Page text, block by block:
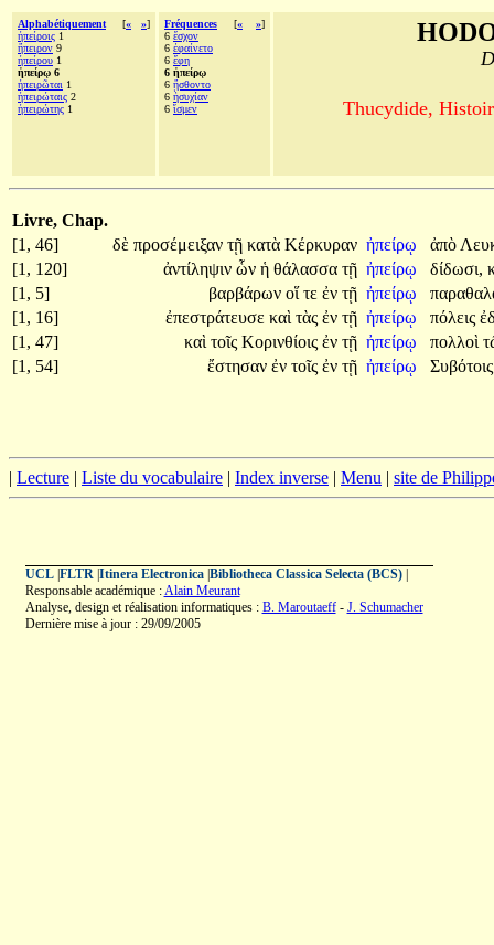
Alphabétiquement [« »]
ἠπείροις 1
ἤπειρον 9
ἠπείρου 1
ἠπείρῳ 6
ἠπειρῶται 1
ἠπειρώταις 2
ἠπειρώτης 1
Fréquences [« »]
6 ἔσχον
6 ἐφαίνετο
6 ἔφη
6 ἠπείρῳ
6 ᾔσθοντο
6 ἡσυχίαν
6 ἴσμεν Thucydide,
Livre, Chap.
[1, 46]
δὲ προσέμειξαν τῇ κατὰ Κέρκυραν ἠπείρῳ ἀπὸ
[1, 120]
ἀντίληψιν ὧν ἡ θάλασσα τῇ ἠπείρῳ δίδωσι,
[1, 5]
βαρβάρων οἵτε ἐν τῇ ἠπείρῳ
[1, 16]
ἐπεστράτευσε καὶ τὰς ἐν τῇ ἠπείρῳ πόλεις
[1, 47]
καὶ τοῖς Κορινθίοις ἐν τῇ ἠπείρῳ πολλοὶ
[1, 54]
ἔστησαν ἐν τοῖς ἐν τῇ ἠπείρῳ
| Lecture | Liste du vocabulaire | Index inverse | Menu | site de
UCL| FLTR| Itinera Electronica| Bibliotheca Classica Selecta (BCS)|
Responsable académique :Alain Meurant
Analyse, design et réalisation informatiques : B. Maroutaeff- J. Schumacher
Dernière mise à jour : 29/09/2005